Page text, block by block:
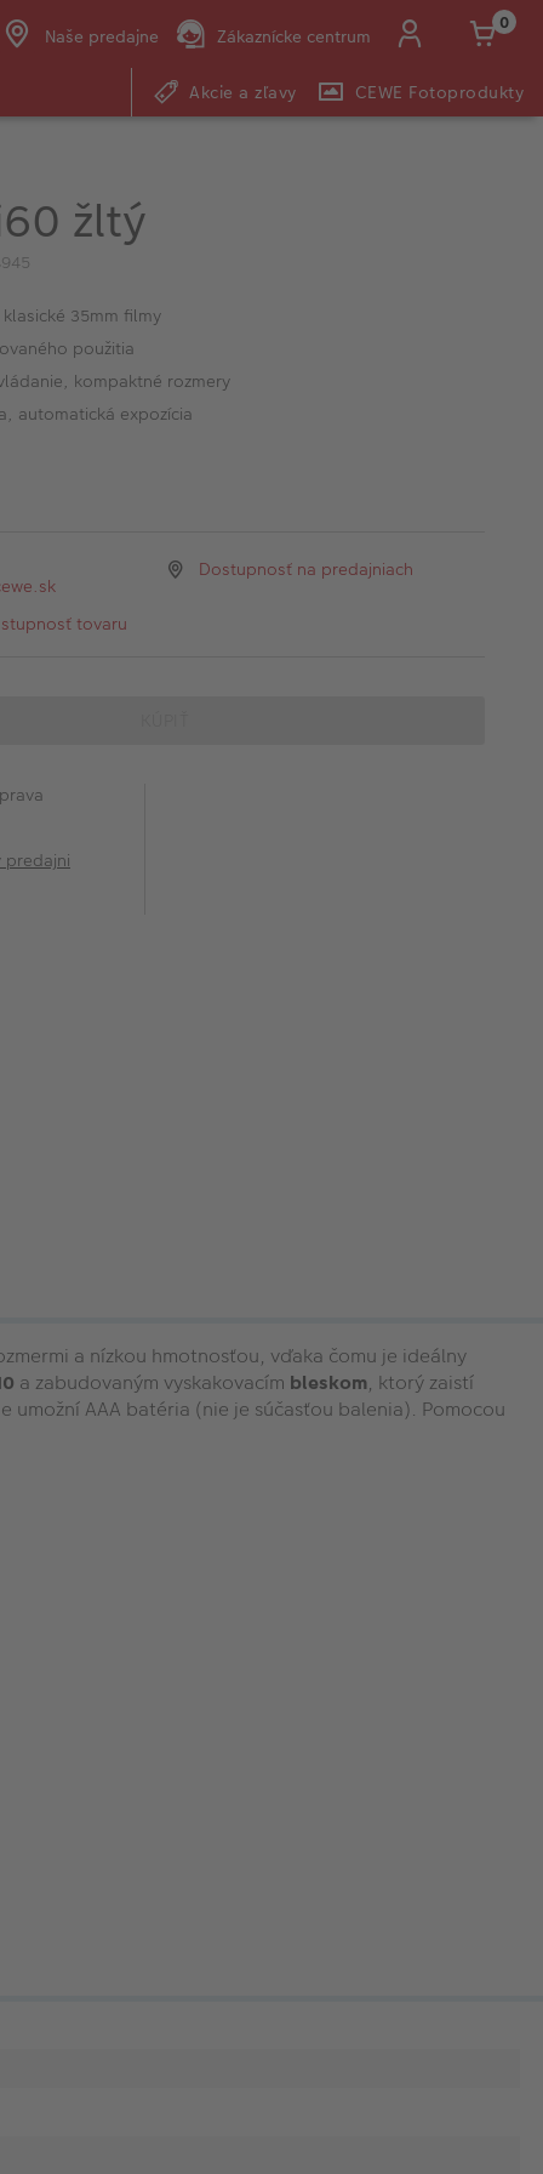
Naše predajne Zákaznícke centrum
0
Akcie a zľavy CEWE Fotoprodukty
žltý
35mm filmy
použitia
kompaktné rozmery
automatická expozícia
tovaru
Dostupnosť na predajniach
predajni
a nízkou hmotnosťou, vďaka čomu je ideálny
a zabudovaným vyskakovacím bleskom, ktorý zaistí
umožní AAA batéria (nie je súčasťou balenia). Pomocou